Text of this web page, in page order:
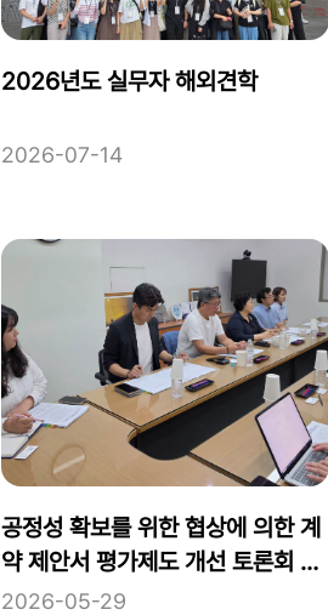
2026년도 실무자 해외견학
2026-07-14
공정성 확보를 위한 협상에 의한 계
약 제안서 평가제도 개선 토론회 개
최 사전 연합회의
2026-05-29